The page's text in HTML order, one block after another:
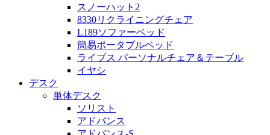
スノーハット2
8330リクライニングチェア
L189ソファーベッド
簡易ポータブルベッド
ライブス パーソナルチェア＆テーブル
イヤシ
デスク
単体デスク
ソリスト
アドバンス